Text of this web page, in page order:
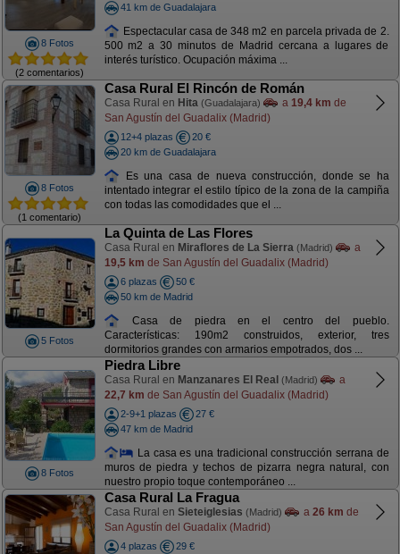
8 Fotos
(2 comentarios)
41 km de Guadalajara
Espectacular casa de 348 m2 en parcela privada de 2.
500 m2 a 30 minutos de Madrid cercana a lugares de
interés turístico. Ocupación máxima ...
8 Fotos
(1 comentario)
Casa Rural El Rincón de Román
Casa Rural en Hita (Guadalajara) a 19,4 km de
San Agustín del Guadalix (Madrid)
12+4 plazas
20 €
20 km de Guadalajara
Es una casa de nueva construcción, donde se ha
intentado integrar el estilo típico de la zona de la campiña
con todas las comodidades que el ...
5 Fotos
La Quinta de Las Flores
Casa Rural en Miraflores de La Sierra (Madrid)
a
19,5 km de San Agustín del Guadalix (Madrid)
6 plazas
50 €
50 km de Madrid
Casa de piedra en el centro del pueblo.
Características: 190m2 construidos, exterior, tres
dormitorios grandes con armarios empotrados, dos ...
8 Fotos
Piedra Libre
Casa Rural en Manzanares El Real (Madrid)
a
22,7 km de San Agustín del Guadalix (Madrid)
2-9+1 plazas
27 €
47 km de Madrid
La casa es una tradicional construcción serrana de
muros de piedra y techos de pizarra negra natural, con
nuestro propio toque contemporáneo ...
Casa Rural La Fragua
Casa Rural en Sieteiglesias (Madrid) a 26 km de
San Agustín del Guadalix (Madrid)
4 plazas
29 €